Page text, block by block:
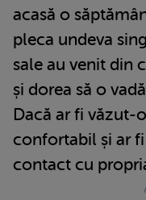
acasă o
pleca undeva
sale au venit din
și dorea să o
Dacă ar fi văzut-
confortabil și ar
contact cu